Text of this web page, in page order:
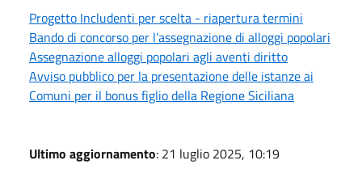
Progetto Includenti per scelta - riapertura termini
Bando di concorso per l’assegnazione di alloggi popolari
Assegnazione alloggi popolari agli aventi diritto
Avviso pubblico per la presentazione delle istanze ai
Comuni per il bonus figlio della Regione Siciliana
Ultimo aggiornamento: 21 luglio 2025, 10:19